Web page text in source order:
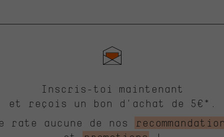
Inscris-toi maintenant
et reçois un bon d'achat de 5€*.
rate aucune de nos